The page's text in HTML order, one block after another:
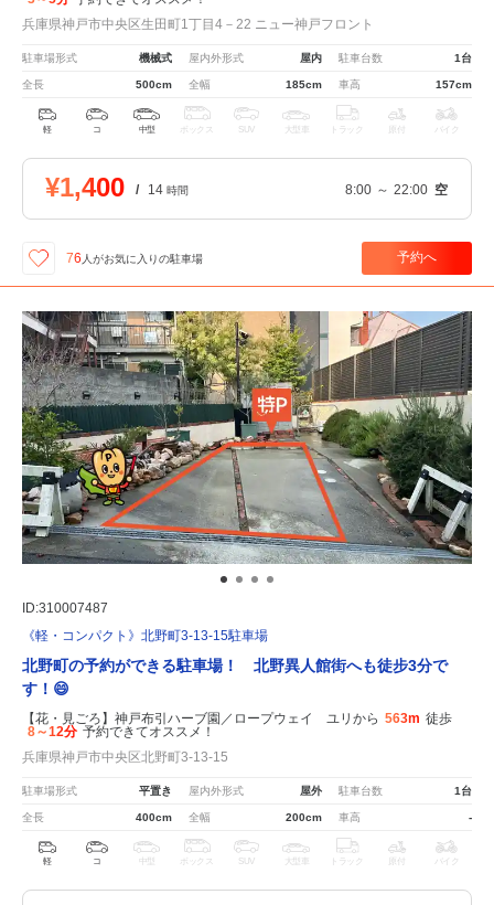
兵庫県神戸市中央区生田町1丁目4－22 ニュー神戸フロント
駐車場形式 機械式 屋内外形式 屋内 駐車台数 1台
全長 500cm 全幅 185cm 車高 157cm
軽 コ 中型 ボックス SUV 大型車 トラック 原付 バイク
¥1,400 / 14 時間 8:00 ～ 22:00 空
76 人がお気に入りの駐車場 予約へ
ID:310007487
《軽・コンパクト》北野町3-13-15駐車場
北野町の予約ができる駐車場！ 北野異人館街へも徒步3分で
す！😄
【花・見ごろ】神戸布引ハーブ園／ロープウェイ ユリから 563m 徒歩
8～12分 予約できてオススメ！
兵庫県神戸市中央区北野町3-13-15
駐車場形式 平置き 屋内外形式 屋外 駐車台数 1台
全長 400cm 全幅 200cm 車高 -
軽 コ 中型 ボックス SUV 大型車 トラック 原付 バイク